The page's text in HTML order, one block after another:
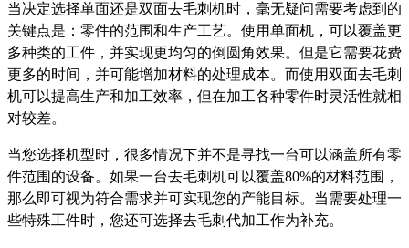
当决定选择单面还是双面去毛刺机时，毫无疑问需要考虑到的
关键点是：零件的范围和生产工艺。使用单面机，可以覆盖更
多种类的工件，并实现更均匀的倒圆角效果。但是它需要花费
更多的时间，并可能增加材料的处理成本。而使用双面去毛刺
机可以提高生产和加工效率，但在加工各种零件时灵活性就相
对较差。
当您选择机型时，很多情况下并不是寻找一台可以涵盖所有零
件范围的设备。如果一台去毛刺机可以覆盖80%的材料范围，
那么即可视为符合需求并可实现您的产能目标。当需要处理一
些特殊工件时，您还可选择去毛刺代加工作为补充。